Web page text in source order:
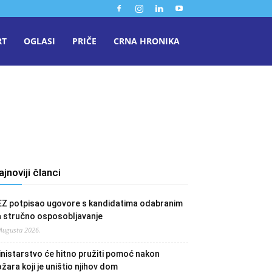
OGLASI PRIČE CRNA HRONIKA
članci
potpisao ugovore s kandidatima odabranim
stručno osposobljavanje
2026.
će hitno pružiti pomoć nakon
koji je uništio njihov dom